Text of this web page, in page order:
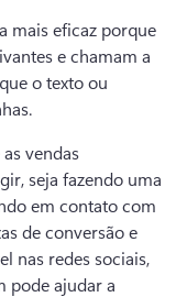
mais eficaz porque
e chamam a
o texto ou
vendas
seja fazendo uma
em contato com
de conversão e
nas redes sociais,
pode ajudar a